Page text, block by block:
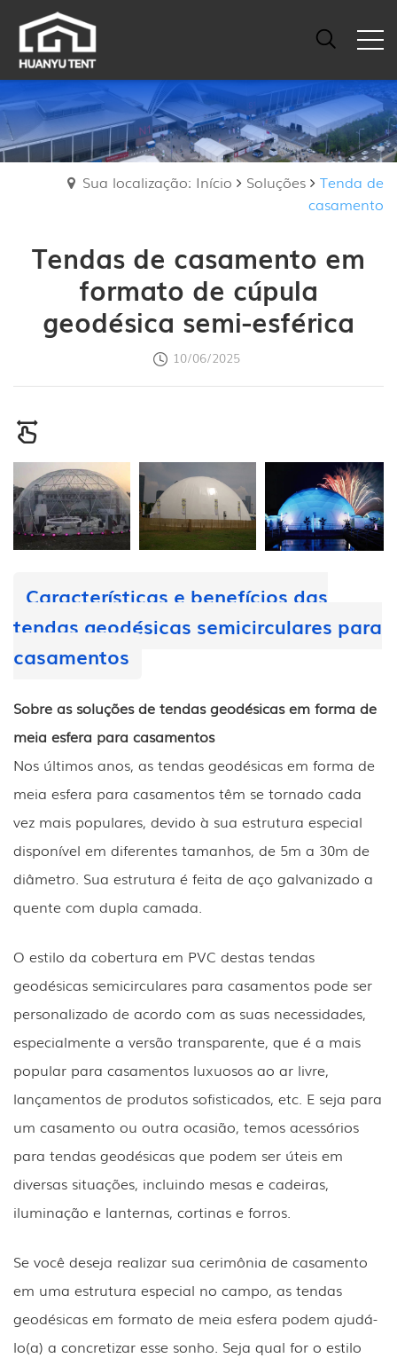
Sua localização: Início Soluções
Tenda de
casamento
Tendas de casamento em
formato de cúpula
geodésica semi-esférica
10/06/2025
Características e benefícios das
tendas geodésicas semicirculares para
casamentos
Sobre as soluções de tendas geodésicas em forma de
meia esfera para casamentos
Nos últimos anos, as tendas geodésicas em forma de
meia esfera para casamentos têm se tornado cada
vez mais populares, devido à sua estrutura especial
disponível em diferentes tamanhos, de 5m a 30m de
diâmetro. Sua estrutura é feita de aço galvanizado a
quente com dupla camada.
O estilo da cobertura em PVC destas tendas
geodésicas semicirculares para casamentos pode ser
personalizado de acordo com as suas necessidades,
especialmente a versão transparente, que é a mais
popular para casamentos luxuosos ao ar livre,
lançamentos de produtos sofisticados, etc. E seja para
um casamento ou outra ocasião, temos acessórios
para tendas geodésicas que podem ser úteis em
diversas situações, incluindo mesas e cadeiras,
iluminação e lanternas, cortinas e forros.
Se você deseja realizar sua cerimônia de casamento
em uma estrutura especial no campo, as tendas
geodésicas em formato de meia esfera podem ajudá-
lo(a) a concretizar esse sonho. Seja qual for o estilo